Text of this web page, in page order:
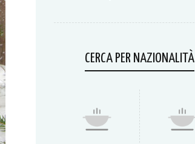
CERCA PER NAZIONALITÀ